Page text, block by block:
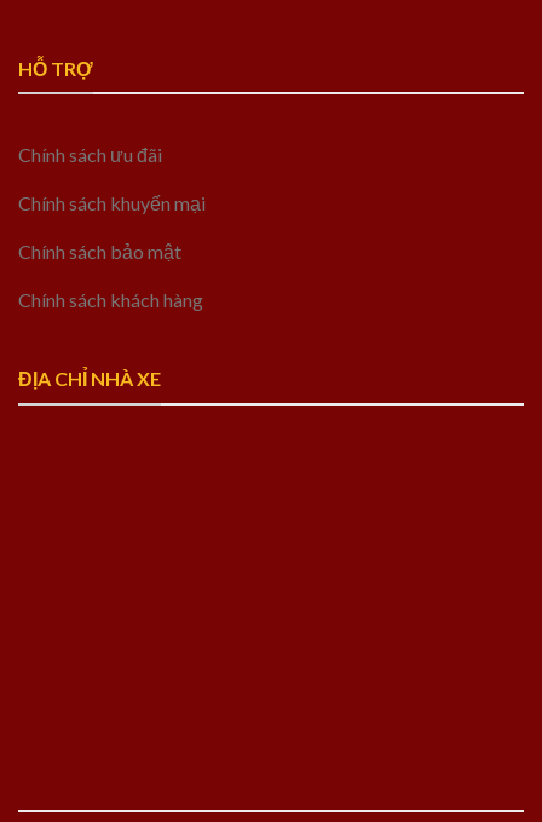
HỖ TRỢ
Chính sách ưu đãi
Chính sách khuyến mại
Chính sách bảo mật
Chính sách khách hàng
ĐỊA CHỈ NHÀ XE